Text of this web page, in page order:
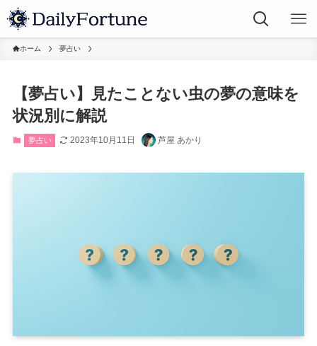
ホーム 夢占い
【夢占い】見たことない虫の夢の意味を
状況別に解説
夢占い 2023年10月11日 芦屋 あかり